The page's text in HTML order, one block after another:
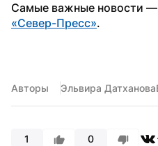
«Север-Пресс».
Авторы Эльвира Датханова
1 0